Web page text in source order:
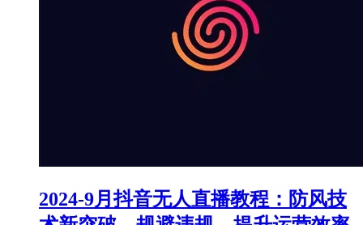
2024-9月抖音无人直播教程：防风技